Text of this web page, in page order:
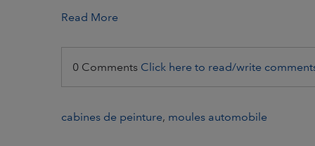
Read More
0 Comments Click here to read/write
cabines de peinture, moules automobile